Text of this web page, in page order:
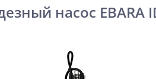
насос EBARA